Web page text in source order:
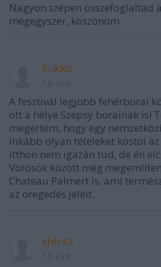
Nagyon szépen összefoglaltad
mégegyszer, köszönöm.
kukko
A fesztivál legjobb fehérborai
ott a helye Szepsy borainak is!
megértem, hogy egy
inkább olyan tételeket kóstol
itthon nem igazán tud, de én
Vörösök között még
Chateau Palmert is, ami
az öregedés jeleit.
shiraz